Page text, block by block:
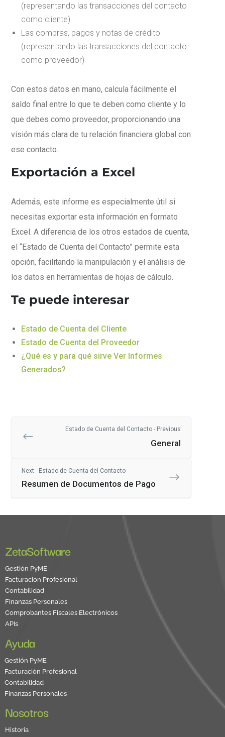
(representando las transacciones del contacto
como cliente)
Las compras, pagos y notas de crédito
(representando las transacciones del contacto
como proveedor)
Con estos datos en mano, calcula fácilmente el
saldo final entre lo que te deben como cliente y lo
que debes como proveedor, proporcionando una
visión más clara de tu relación financiera global con
ese contacto.
Exportación a Excel
Además, este informe es especialmente útil si
necesitas exportar esta información en formato
Excel. A diferencia de los otros estados de cuenta,
el “Estado de Cuenta del Contacto” permite esta
opción, facilitando la manipulación y el análisis de
los datos en herramientas de hojas de cálculo.
Te puede interesar
Estado de Cuenta del Cliente
Estado de Cuenta del Proveedor
¿Qué es y para qué sirve Ver Informes
Generados?
Estado de Cuenta del Contacto - Previous
General
Next - Estado de Cuenta del Contacto
Resumen de Documentos de Pago
ZetaSoftware
Gestión PyME
Facturacion Profesional
Contabilidad
Finanzas Personales
Comprobantes Fiscales Electrónicos
APIs
Ayuda
Gestión PyME
Facturación Profesional
Contabilidad
Finanzas Personales
Nosotros
Historia